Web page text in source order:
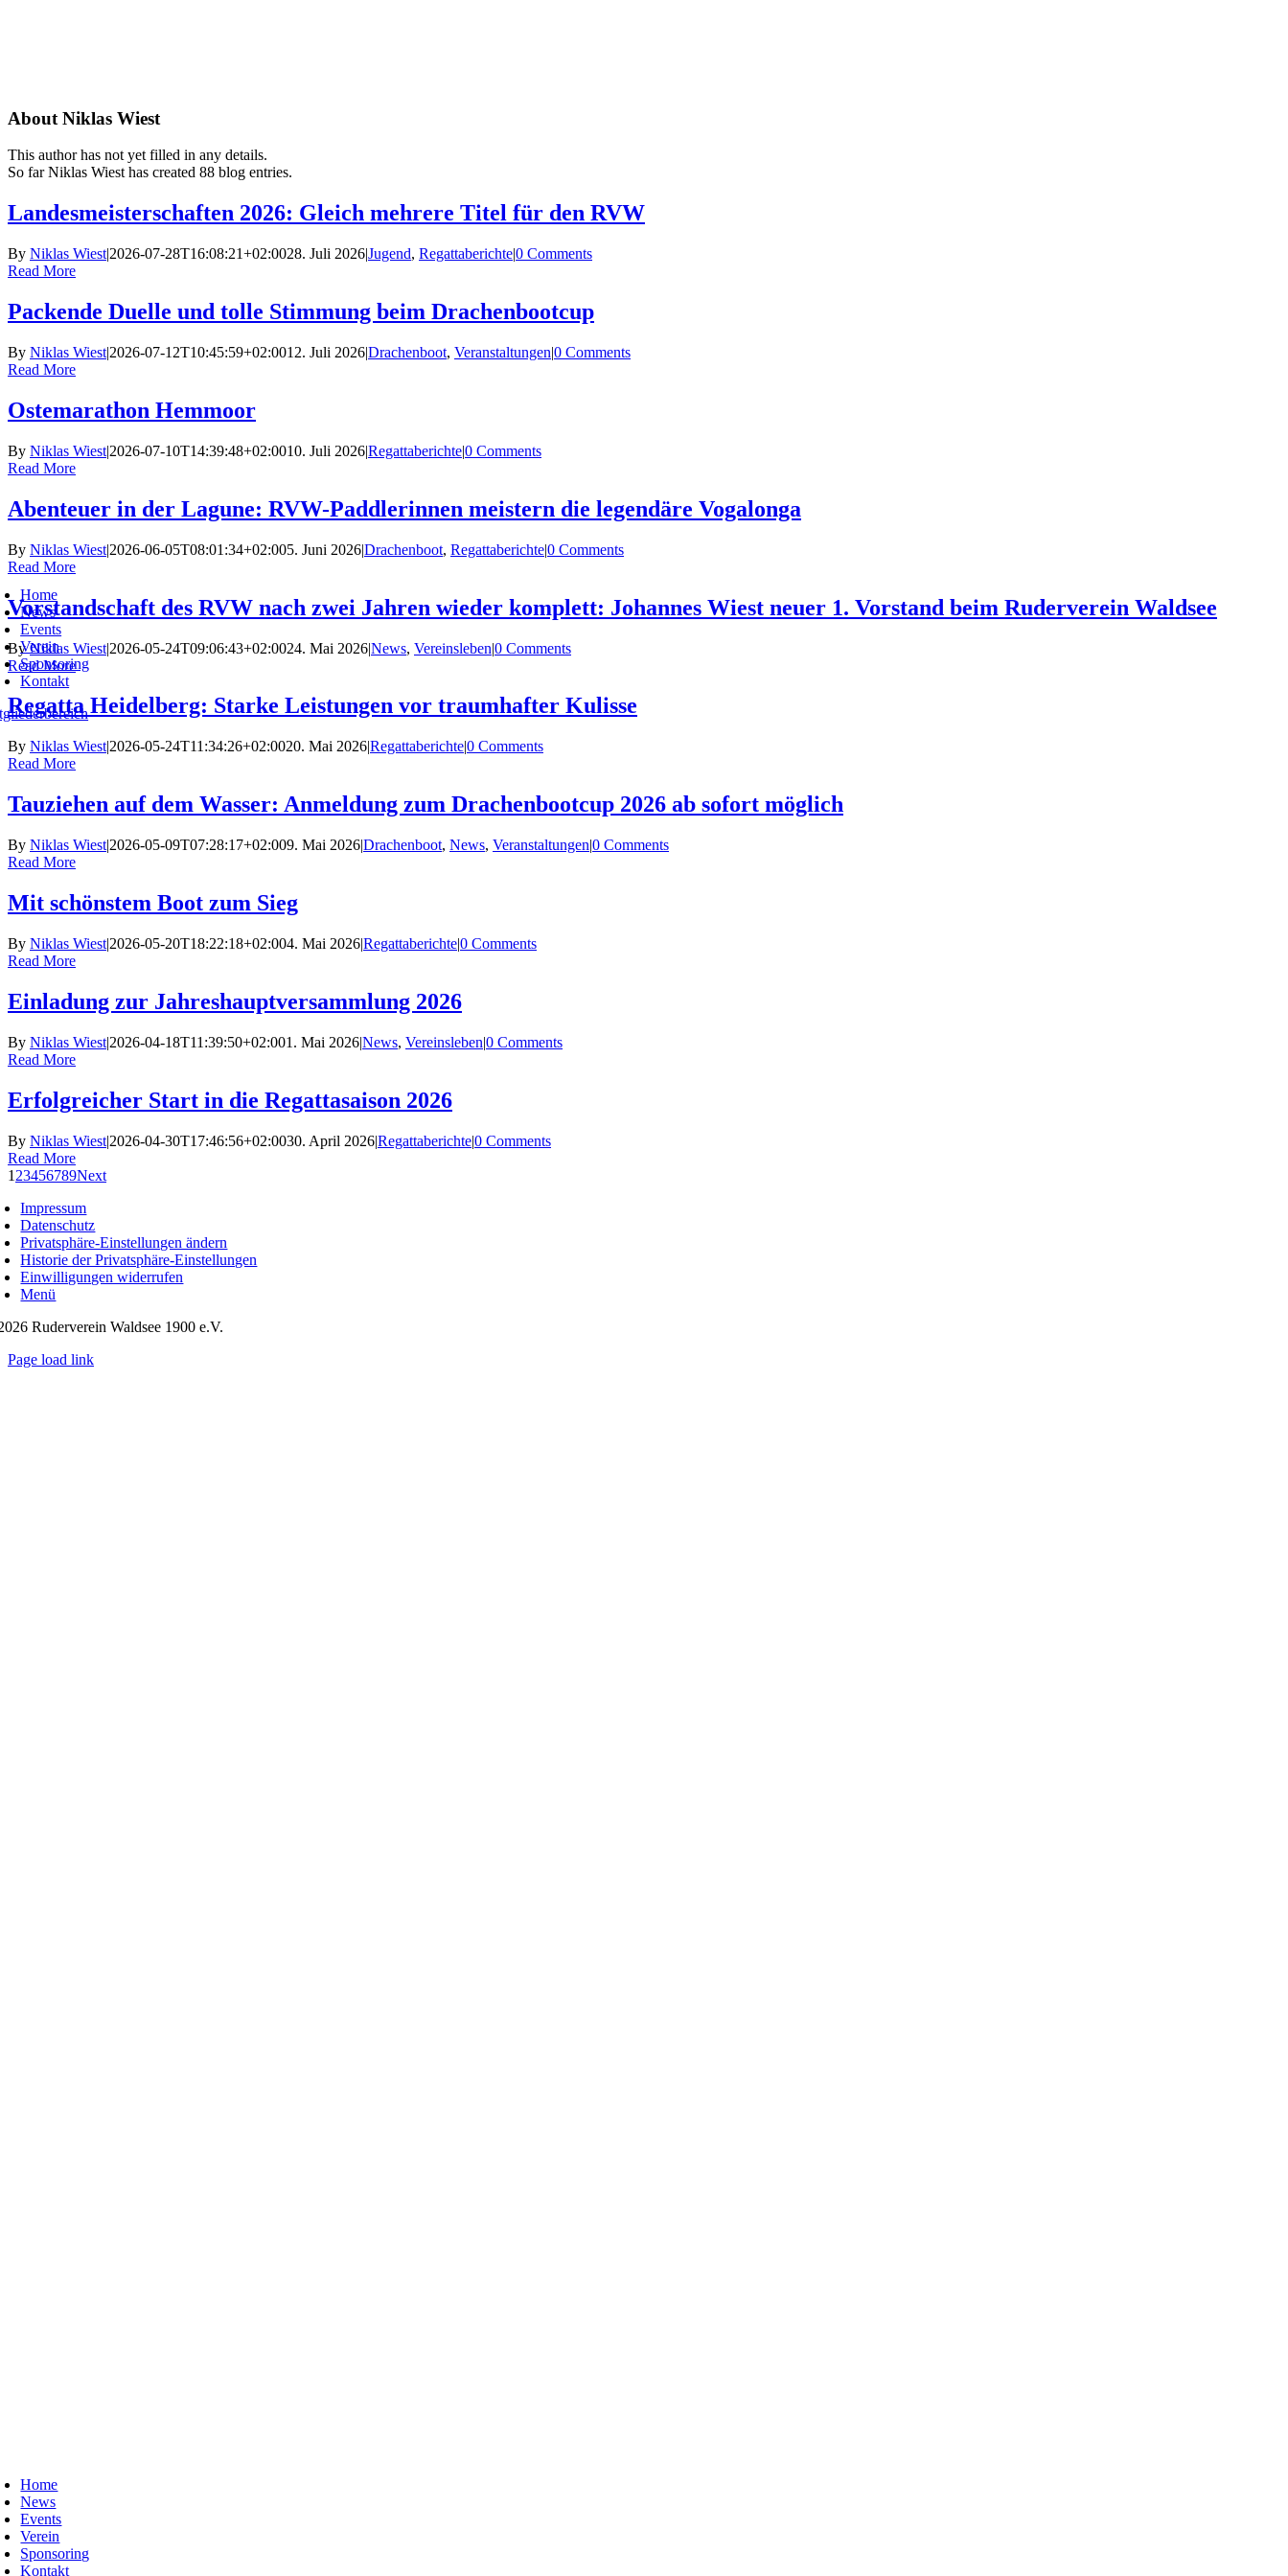
Home
News
Events
Verein
Sponsoring
Kontakt
About Niklas Wiest
This author has not yet filled in any details.
So far Niklas Wiest has created 88 blog entries.
Landesmeisterschaften 2026: Gleich mehrere Titel für den RVW
By Niklas Wiest|2026-07-28T16:08:21+02:0028. Juli 2026|Jugend, Regattaberichte|0 Comments
Read More
Packende Duelle und tolle Stimmung beim Drachenbootcup
By Niklas Wiest|2026-07-12T10:45:59+02:0012. Juli 2026|Drachenboot, Veranstaltungen|0 Comments
Read More
Ostemarathon Hemmoor
By Niklas Wiest|2026-07-10T14:39:48+02:0010. Juli 2026|Regattaberichte|0 Comments
Read More
Abenteuer in der Lagune: RVW-Paddlerinnen meistern die legendäre Vogalonga
By Niklas Wiest|2026-06-05T08:01:34+02:005. Juni 2026|Drachenboot, Regattaberichte|0 Comments
Read More
Vorstandschaft des RVW nach zwei Jahren wieder komplett: Johannes Wiest neuer 1. Vorstand beim Ruderverein Waldsee
ByNiklas Wiest|2026-05-24T09:06:43+02:0024. Mai 2026|News, Vereinsleben|0 Comments
Read More
Regatta Heidelberg: Starke Leistungen vor traumhafter Kulisse
By Niklas Wiest|2026-05-24T11:34:26+02:0020. Mai 2026|Regattaberichte|0 Comments
Read More
Tauziehen auf dem Wasser: Anmeldung zum Drachenbootcup 2026 ab sofort möglich
By Niklas Wiest|2026-05-09T07:28:17+02:009. Mai 2026|Drachenboot, News, Veranstaltungen|0 Comments
Read More
Mit schönstem Boot zum Sieg
By Niklas Wiest|2026-05-20T18:22:18+02:004. Mai 2026|Regattaberichte|0 Comments
Read More
Einladung zur Jahreshauptversammlung 2026
By Niklas Wiest|2026-04-18T11:39:50+02:001. Mai 2026|News, Vereinsleben|0 Comments
Read More
Erfolgreicher Start in die Regattasaison 2026
By Niklas Wiest|2026-04-30T17:46:56+02:0030. April 2026|Regattaberichte|0 Comments
Read More
1 23456789Next
Impressum
Datenschutz
Privatsphäre-Einstellungen ändern
Historie der Privatsphäre-Einstellungen
Einwilligungen widerrufen
Menü
Ruderverein Waldsee 1900 e.V.
Page load link
Home
News
Events
Verein
Sponsoring
Kontakt